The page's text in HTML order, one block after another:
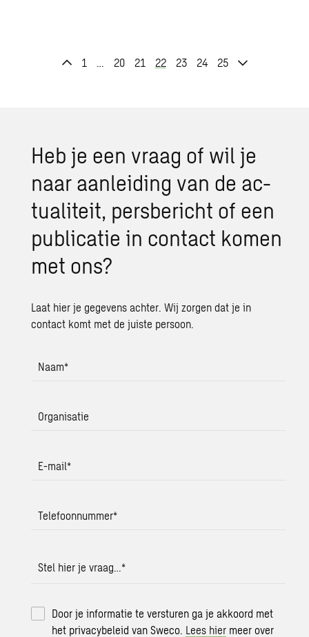
1 … 20 21 22 23 24 25
Heb je een vraag of wil je
naar aan­lei­ding van de ac­
tu­a­li­teit, pers­be­richt of een
pu­bli­ca­tie in con­tact komen
met ons?
Laat hier je gegevens achter. Wij zorgen dat je in
contact komt met de juiste persoon.
Naam*
Organisatie
E-mail*
Telefoonnummer*
Stel hier je vraag…*
Door je informatie te versturen ga je akkoord met
het privacybeleid van Sweco. Lees hier meer over